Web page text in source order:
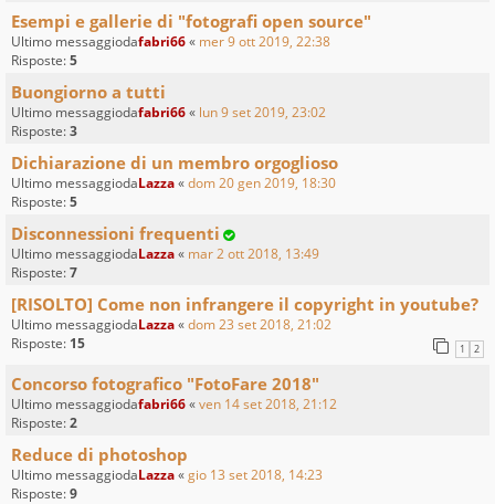
Esempi e gallerie di "fotografi open source"
Ultimo messaggiodafabri66« mer 9 ott 2019, 22:38
Risposte:5
Buongiorno a tutti
Ultimo messaggiodafabri66« lun 9 set 2019, 23:02
Risposte:3
Dichiarazione di un membro orgoglioso
Ultimo messaggiodaLazza«dom 20 gen 2019, 18:30
Risposte:5
Disconnessioni frequenti
Ultimo messaggiodaLazza« mar 2 ott 2018, 13:49
Risposte:7
[RISOLTO] Come non infrangere il copyright in youtube?
Ultimo messaggiodaLazza«dom 23 set 2018, 21:02
Risposte: 15 1 2
Concorso fotografico "FotoFare 2018"
Ultimo messaggiodafabri66«ven 14 set 2018, 21:12
Risposte:2
Reduce di photoshop
Ultimo messaggiodaLazza«gio 13 set 2018, 14:23
Risposte:9